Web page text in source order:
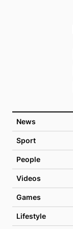
News
Sport
People
Videos
Games
Lifestyle